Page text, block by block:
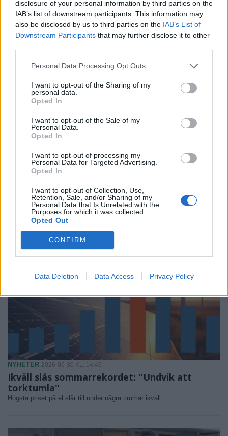
disclosure of your personal information by third parties on the
IAB’s list of downstream participants. This information may
also be disclosed by us to third parties on the IAB’s List of
Downstream Participants that may further disclose it to other
Personal Data Processing Opt Outs
I want to opt-out of the Sharing of my
personal data.
Opted In
I want to opt-out of the Sale of my
Personal Data.
Opted In
I want to opt-out of processing my
Personal Data for Targeted Advertising.
Opted In
I want to opt-out of Collection, Use,
Retention, Sale, and/or Sharing of my
Personal Data that Is Unrelated with the
Purposes for which it was collected.
Opted Out
CONFIRM
Data Deletion Data Access Privacy Policy
butik.
NYHETER 2026-07-01 KL. 20:40
Ljungby NU – på papper och digitalt
Våra tidningar finns alltid att läsa.
NYHETER 2026-06-30 KL. 14:46
Ikväll slås sommarrekordet: "Undvik att
torktumla"
Högsta priset på el slår till under några timmar ikväll.